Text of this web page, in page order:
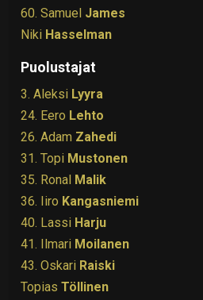
60. Samuel James
Niki Hasselman
Puolustajat
3. Aleksi Lyyra
24. Eero Lehto
26. Adam Zahedi
31. Topi Mustonen
35. Ronal Malik
36. Iiro Kangasniemi
40. Lassi Harju
41. Ilmari Moilanen
43. Oskari Raiski
TopiasTöllinen